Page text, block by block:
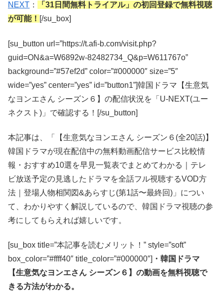
NEXT ：
「31日間無料トライアル」の初回登録で無料視聴
が可能！ [/su_box]
[su_button url=”https://t.afi-b.com/visit.php?
guid=ON&a=W6892w-82482734_Q&p=W611767o”
background=”#57ef2d” color=”#000000″ size=”5″
wide=”yes” center=”yes” id=”button1”]韓国ドラマ【生意気
なヨンエさん シーズン６】の配信状況を「U-NEXT(ユー
ネクスト)」で確認する！[/su_button]
本記事は、「【生意気なヨンエさん シーズン６(全20話)】
韓国ドラマが現在配信中の無料動画配信サービス比較情
報・おすすめ10選を早見一覧表でまとめてわかる｜テレ
ビ放送予定の見逃したドラマを全話フル視聴するVOD方
法｜登場人物相関図&あらすじ(第1話〜最終回)」につい
て、わかりやすく解説しているので、韓国ドラマ視聴の参
考にしてもらえれば嬉しいです。
[su_box title=”本記事を読むメリット！” style=”soft”
box_color=”#ffff40″ title_color=”#000000″] ・韓国ドラマ
【生意気なヨンエさん シーズン６】の動画を無料視聴で
きる方法がわかる。